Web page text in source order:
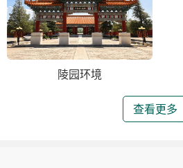
陵园环境
查看更多